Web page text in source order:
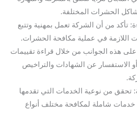
الحشرات المختلفة.
تأكد من أن الشركة تعمل بمهنية وتتبع
اللازمة في عملية مكافحة الحشرات.
هذه الجوانب من خلال قراءة تقييمات
أو الاستفسار عن الشهادات والتراخيص
تحقق من نوعية الخدمات التي تقدمها
خدمات شاملة لمكافحة مختلف أنواع